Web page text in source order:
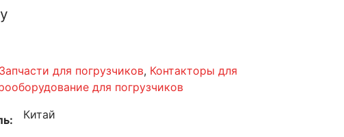
Запчасти для погрузчиков, Контакторы для
для погрузчиков
Китай